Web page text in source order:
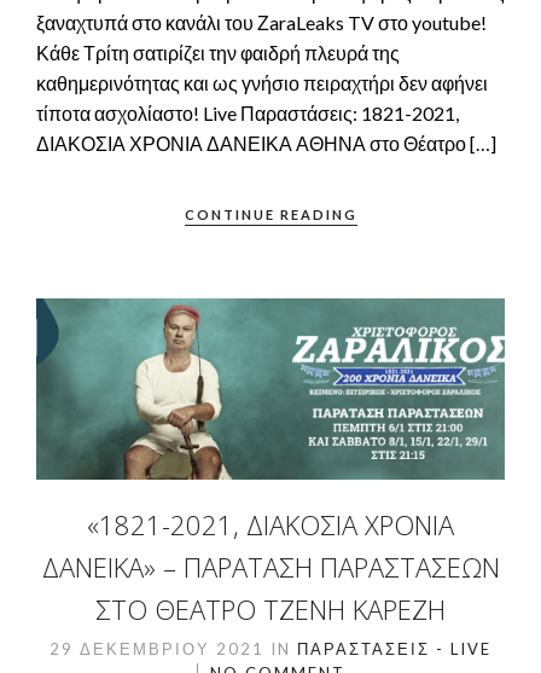
ξαναχτυπά στο κανάλι του ΖaraLeaks TV στο youtube!
Κάθε Τρίτη σατιρίζει την φαιδρή πλευρά της
καθημερινότητας και ως γνήσιο πειραχτήρι δεν αφήνει
τίποτα ασχολίαστο! Live Παραστάσεις: 1821-2021,
ΔΙΑΚΟΣΙΑ ΧΡΟΝΙΑ ΔΑΝΕΙΚΑ ΑΘΗΝΑ στο Θέατρο […]
CONTINUE READING
«1821-2021, ΔΙΑΚΌΣΙΑ ΧΡΌΝΙΑ
ΔΑΝΕΙΚΆ» – ΠΑΡΆΤΑΣΗ ΠΑΡΑΣΤΆΣΕΩΝ
ΣΤΟ ΘΈΑΤΡΟ ΤΖΈΝΗ ΚΑΡΈΖΗ
29 ΔΕΚΕΜΒΡΊΟΥ 2021 IN ΠΑΡΑΣΤΆΣΕΙΣ - LIVE